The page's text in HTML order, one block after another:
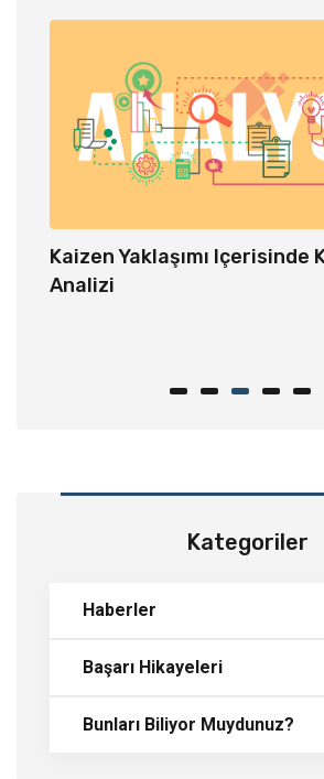
Kaizen Yaklaşımı Içerisinde
Analizi
Kategoriler
Haberler
Başarı Hikayeleri
Bunları Biliyor Muydunuz?